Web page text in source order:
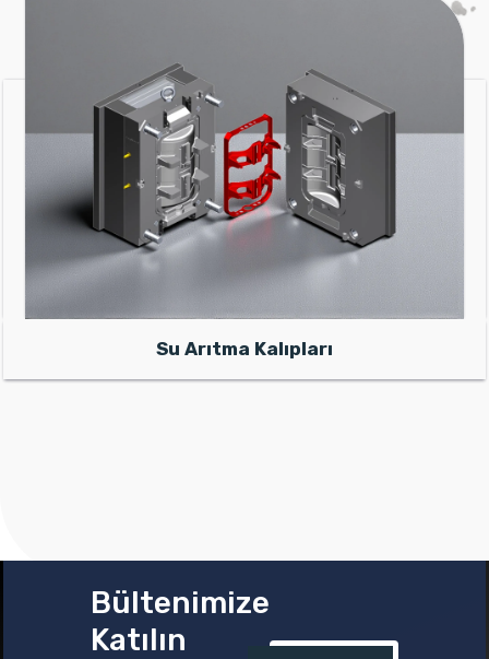
Su Arıtma Kalıpları
Bültenimize
Katılın